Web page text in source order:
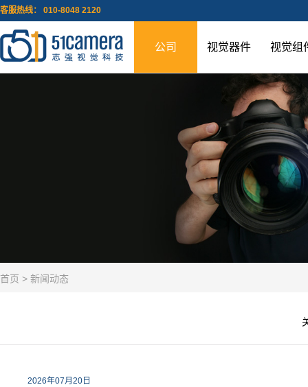
客服热线： 010-8048 2120
公司 视觉器件 视觉组
首页 > 新闻动态
2026年07月20日